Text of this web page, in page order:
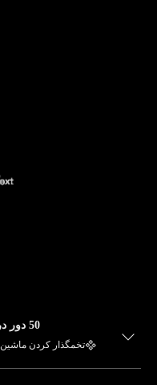
50 دور در دقیقه درام چرخان ماشین با سرعت بالا
تخمگذار کردن ماشین